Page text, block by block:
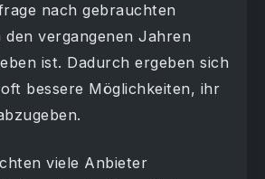
nach gebrauchten
den vergangenen Jahren
ist. Dadurch ergeben sich
bessere Möglichkeiten, ihr
viele Anbieter